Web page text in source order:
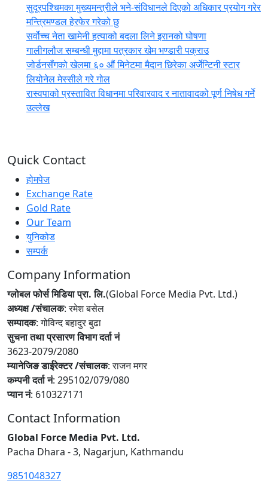
सुदूरपश्चिमका मुख्यमन्त्रीले भने-संविधानले दिएको अधिकार प्रयोग गरेर
मन्त्रिमण्डल हेरफेर गरेको छु
सर्वोच्च नेता खामेनी हत्याको बदला लिने इरानको घोषणा
गालीगलौज सम्बन्धी मुद्दामा पत्रकार खेम भण्डारी पक्राउ
जोर्डनसँगको खेलमा ६० औं मिनेटमा मैदान छिरेका अर्जेन्टिनी स्टार
लियोनेल मेस्सीले गरे गोल
रास्वपाको प्रस्तावित विधानमा परिवारवाद र नातावादको पूर्ण निषेध गर्ने
उल्लेख
Quick Contact
होमपेज
Exchange Rate
Gold Rate
Our Team
युनिकोड
सम्पर्क
Company Information
ग्लोबल फोर्स मिडिया प्रा. लि.(Global Force Media Pvt. Ltd.)
अध्यक्ष /संचालक: रमेश बसेल
सम्पादक: गोविन्द बहादुर बुढा
सुचना तथा प्रसारण विभाग दर्ता नं
3623-2079/2080
म्यानेजिङ डाईरेक्टर /संचालक: राजन मगर
कम्पनी दर्ता नं: 295102/079/080
प्यान नं: 610327171
Contact Information
Global Force Media Pvt. Ltd.
Pacha Dhara - 3, Nagarjun, Kathmandu
9851048327